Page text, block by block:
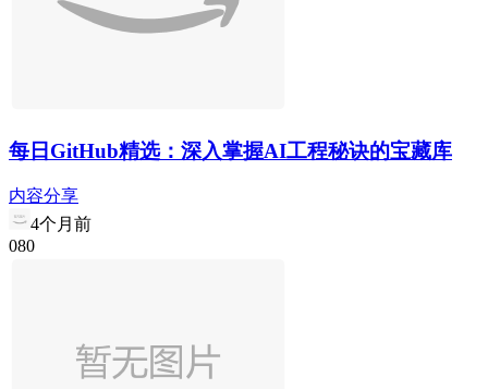
每日GitHub精选：深入掌握AI工程秘诀的宝藏库
内容分享
4个月前
080